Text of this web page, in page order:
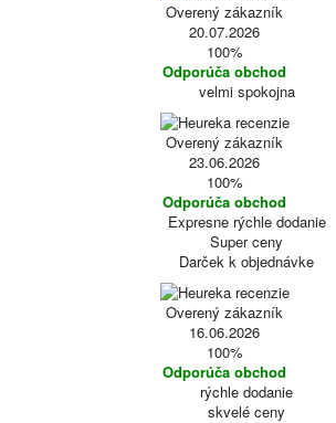
Overený zákazník
20.07.2026
100%
Odporúča obchod
velmi spokojna
Overený zákazník
23.06.2026
100%
Odporúča obchod
Expresne rýchle dodanie
Super ceny
Darček k objednávke
Overený zákazník
16.06.2026
100%
Odporúča obchod
rýchle dodanie
skvelé ceny